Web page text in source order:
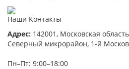
Наши Контакты
Адрес: 142001, Московская
Северный микрорайон, 1-й
Пн–Пт: 9:00–18:00